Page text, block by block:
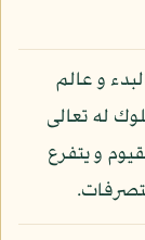
و عالم
له تعالى
و يتفرع